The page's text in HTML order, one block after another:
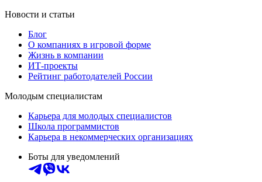
Новости и статьи
Блог
О компаниях в игровой форме
Жизнь в компании
ИТ-проекты
Рейтинг работодателей России
Молодым специалистам
Карьера для молодых специалистов
Школа программистов
Карьера в некоммерческих организациях
Боты для уведомлений